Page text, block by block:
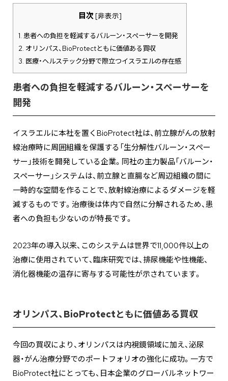
目次 [非表示]
1. 患者への負担を軽減するバルーン・スペーサーを開発
2. オリンパス、BioProtectともに価値ある買収
3. 医療・ヘルステック分野で際立つイスラエルの存在感
患者への負担を軽減するバルーン・スペーサーを
開発
イスラエルに本社を置くBioProtect社は、前立腺がんの放射
線治療時に周囲組織を保護する「生分解性バルーン・スペー
サー」技術を開発している企業。同社の主力製品「バルーン・
スペーサー」システムは、前立腺と直腸など周辺組織の間に
一時的な空間を作ることで、放射線治療によるダメージを軽
減するものです。治療後は体内で自然に分解されるため、患
者への負担も少ないのが特長です。
2023年の導入以来、このシステムは世界で11,000件以上の
治療に使用されていて、臨床研究では、排尿機能や性機能、
消化器機能の温存に寄与する可能性が示されています。
オリンパス、BioProtectともに価値ある買収
今回の買収により、オリンパスは内視鏡領域に加え、泌尿
器・がん治療分野でのポートフォリオの強化に成功。一方で
BioProtect社にとっても、日本企業のグローバルネットワー